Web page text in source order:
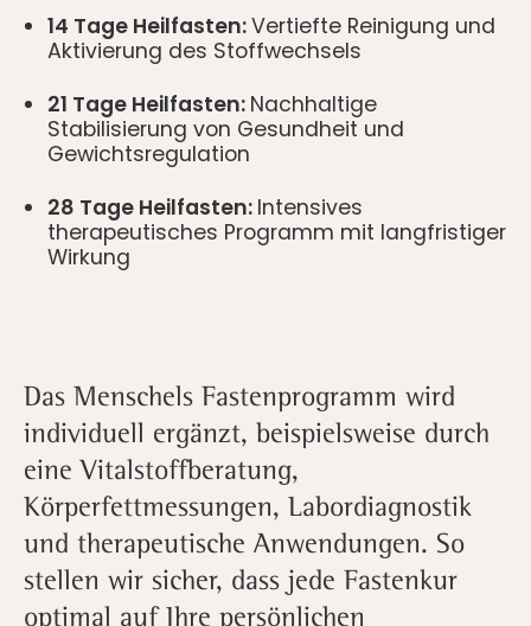
14 Tage Heilfasten:Vertiefte Reinigung und
Aktivierung des Stoffwechsels
21 Tage Heilfasten: Nachhaltige
Stabilisierung von Gesundheit und
Gewichtsregulation
28 Tage Heilfasten: Intensives
therapeutisches Programm mit langfristiger
Wirkung
Das Menschels Fastenprogramm wird
individuell ergänzt, beispielsweise durch
eine Vitalstoffberatung,
Körperfettmessungen, Labordiagnostik
und therapeutische Anwendungen. So
stellen wir sicher, dass jede Fastenkur
optimal auf Ihre persönlichen